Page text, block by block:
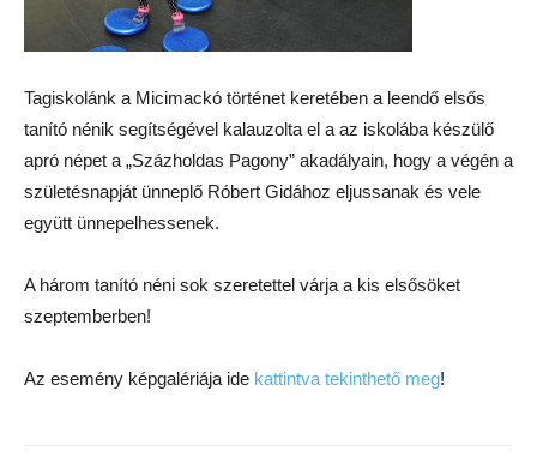
Tagiskolánk a Micimackó történet keretében a leendő elsős
tanító nénik segítségével kalauzolta el a az iskolába készülő
apró népet a „Százholdas Pagony” akadályain, hogy a végén a
születésnapját ünneplő Róbert Gidához eljussanak és vele
együtt ünnepelhessenek.
A három tanító néni sok szeretettel várja a kis elsősöket
szeptemberben!
Az esemény képgalériája ide kattintva tekinthető meg!